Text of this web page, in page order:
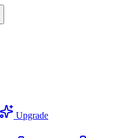
Upgrade